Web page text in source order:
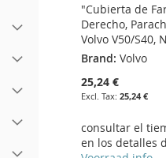
"Cubierta de
Derecho,
Volvo V50/S40,
Brand: Volvo
25,24 €
25,24 €
consultar el
en los detalles